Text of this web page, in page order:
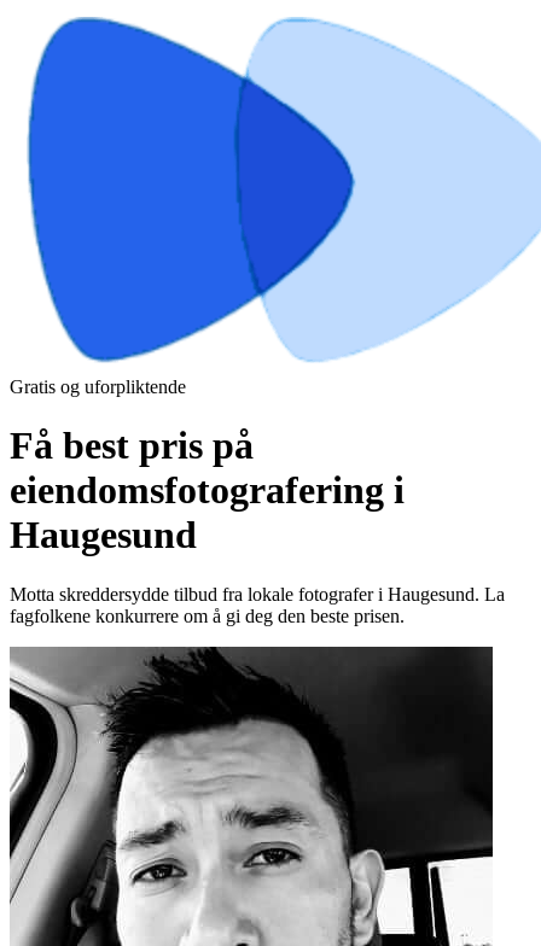
Gratis og uforpliktende
Få best pris på
eiendomsfotografering i
Haugesund
Motta skreddersydde tilbud fra lokale fotografer i Haugesund. La
fagfolkene konkurrere om å gi deg den beste prisen.